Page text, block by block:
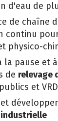
d'eau de
de chaîne
continu
physico-
la pause et
de relevage
et VRD